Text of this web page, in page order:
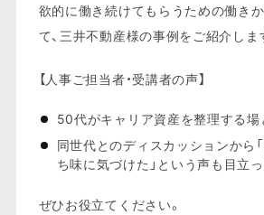
欲的に働き続けてもらうための働き
て、三井不動産様の事例をご紹介しま
【人事ご担当者・受講者の声】
50代がキャリア資産を整理する場
同世代とのディスカッションから
ち味に気づけた」という声も目立
ぜひお役立てください。